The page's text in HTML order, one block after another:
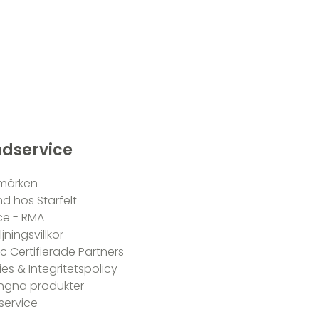
hos Starfelt
- RMA
Certifierade Partners
& Integritetspolicy
produkter